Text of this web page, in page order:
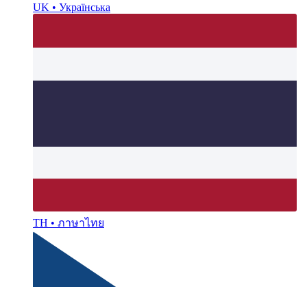
UK • Українська
TH • ภาษาไทย